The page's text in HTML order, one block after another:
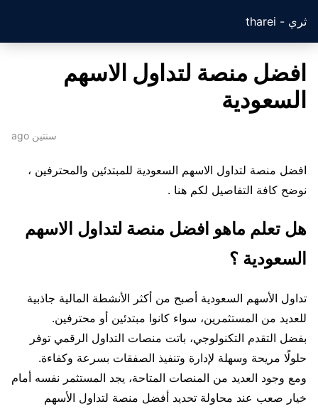
ثري - tharei
افضل منصة لتداول الاسهم
السعودية
سنتين ago
افضل منصة لتداول الاسهم السعودية للمبتدئين والمحترفين ،
نوضح كافة التفاصيل لكم هنا .
هل تعلم ماهو افضل منصة لتداول الاسهم
السعودية ؟
تداول الأسهم السعودية أصبح من أكثر الأنشطة المالية جاذبية
للعديد من المستثمرين، سواء كانوا مبتدئين أو محترفين.
بفضل التقدم التكنولوجي، باتت منصات التداول الرقمي توفر
حلولًا مريحة وسهلة لإدارة وتنفيذ الصفقات بسرعة وكفاءة.
ومع وجود العديد من المنصات المتاحة، يجد المستثمر نفسه أمام
خيار صعب عند محاولة تحديد أفضل منصة لتداول الأسهم